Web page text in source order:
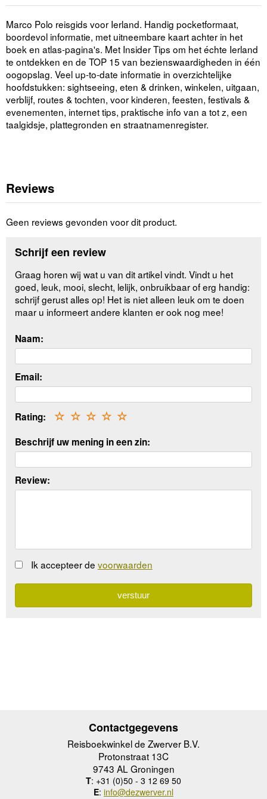
Marco Polo reisgids voor Ierland. Handig pocketformaat,
boordevol informatie, met uitneembare kaart achter in het
boek en atlas-pagina's. Met Insider Tips om het échte Ierland
te ontdekken en de TOP 15 van bezienswaardigheden in één
oogopslag. Veel up-to-date informatie in overzichtelijke
hoofdstukken: sightseeing, eten & drinken, winkelen, uitgaan,
verblijf, routes & tochten, voor kinderen, feesten, festivals &
evenementen, internet tips, praktische info van a tot z, een
taalgidsje, plattegronden en straatnamenregister.
Reviews
Geen reviews gevonden voor dit product.
Schrijf een review
Graag horen wij wat u van dit artikel vindt. Vindt u het
goed, leuk, mooi, slecht, lelijk, onbruikbaar of erg handig:
schrijf gerust alles op! Het is niet alleen leuk om te doen
maar u informeert andere klanten er ook nog mee!
Naam:
Email:
Rating: ☆
☆
☆
☆
☆
Beschrijf uw mening in een zin:
Review:
Ik accepteer de voorwaarden
Contactgegevens
Reisboekwinkel de Zwerver B.V.
Protonstraat 13C
9743 AL Groningen
T: +31 (0)50 - 3 12 69 50
E: info@dezwerver.nl